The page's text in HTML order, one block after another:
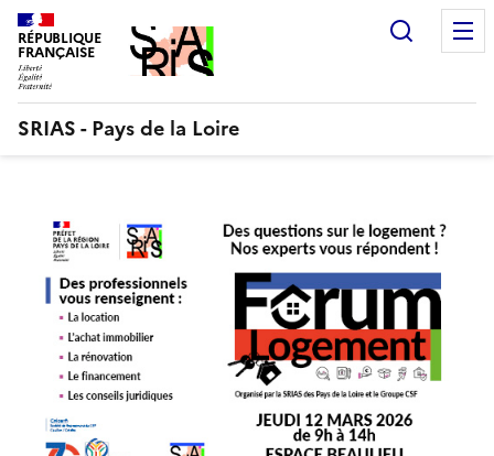
Aller
au
contenu
RÉPUBLIQUE
FRANÇAISE
SRIAS - Pays de la Loire